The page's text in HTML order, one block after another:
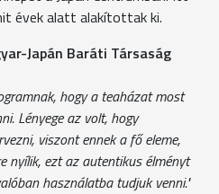
évek alatt alakítottak ki.
Japán Baráti Társaság
hogy a teaházat most
Lényege az volt, hogy
viszont ennek a fő eleme,
nyílik, ezt az autentikus élményt
használatba tudjuk venni."